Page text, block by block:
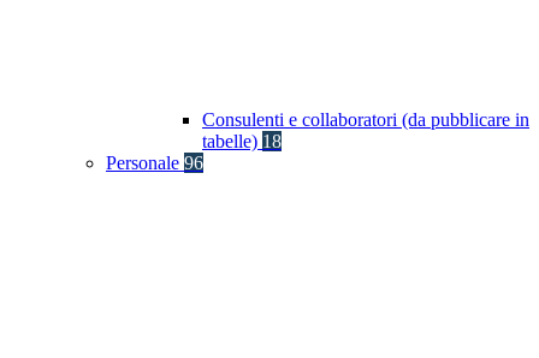
Consulenti e collaboratori (da pubblicare in
tabelle) 18
Personale 96